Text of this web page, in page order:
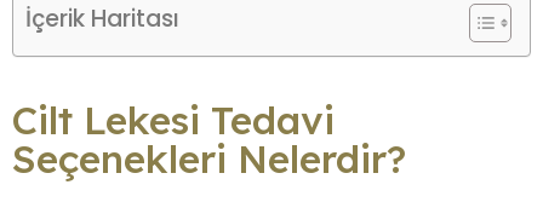
İçerik Haritası
Cilt Lekesi Tedavi
Seçenekleri Nelerdir?